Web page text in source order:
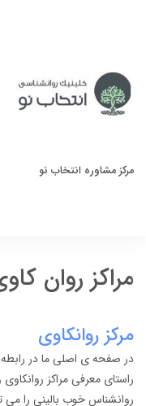
مرکز مشاوره انتخاب نو
مراکز روان
مرکز روانکاوی
در صفحه ی اصلی ما در رابطه
راستای معرفی مراکز
روانشناس خوب بالینی را می